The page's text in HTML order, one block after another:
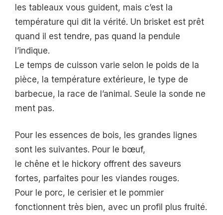
les tableaux vous guident, mais c’est la
température qui dit la vérité. Un brisket est prêt
quand il est tendre, pas quand la pendule
l’indique.
Le temps de cuisson varie selon le poids de la
pièce, la température extérieure, le type de
barbecue, la race de l’animal. Seule la sonde ne
ment pas.
Pour les essences de bois, les grandes lignes
sont les suivantes. Pour le bœuf,
le chêne et le hickory offrent des saveurs
fortes, parfaites pour les viandes rouges.
Pour le porc, le cerisier et le pommier
fonctionnent très bien, avec un profil plus fruité.